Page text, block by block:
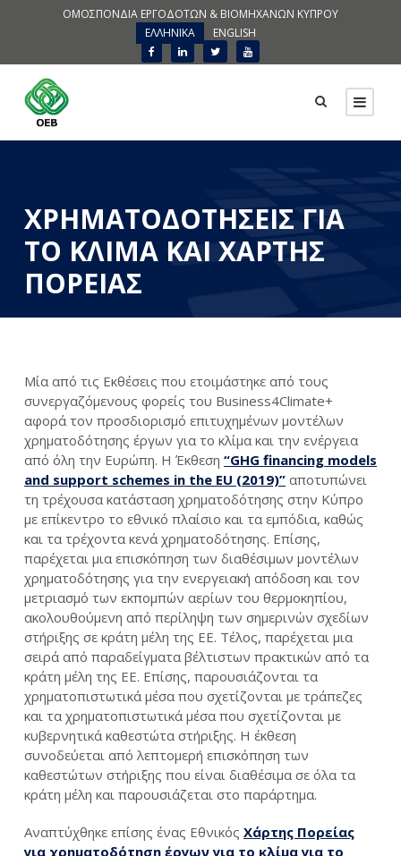
ΟΜΟΣΠΟΝΔΙΑ ΕΡΓΟΔΟΤΩΝ & ΒΙΟΜΗΧΑΝΩΝ ΚΥΠΡΟΥ
ΕΛΛΗΝΙΚΑ
ENGLISH
ΧΡΗΜΑΤΟΔΟΤΗΣΕΙΣ ΓΙΑ
ΤΟ ΚΛΙΜΑ ΚΑΙ ΧΑΡΤΗΣ
ΠΟΡΕΙΑΣ
Μία από τις Εκθέσεις που ετοιμάστηκε από τους
συνεργαζόμενους φορείς του Business4Climate+
αφορά τον προσδιορισμό επιτυχημένων μοντέλων
χρηματοδότησης έργων για το κλίμα και την ενέργεια
από όλη την Ευρώπη. Η Έκθεση “GHG financing models
and support schemes in the EU (2019)” αποτυπώνει
τη τρέχουσα κατάσταση χρηματοδότησης στην Κύπρο
με επίκεντρο το εθνικό πλαίσιο και τα εμπόδια, καθώς
και τα τρέχοντα κενά χρηματοδότησης. Επίσης,
παρέχεται μια επισκόπηση των διαθέσιμων μοντέλων
χρηματοδότησης για την ενεργειακή απόδοση και τον
μετριασμό των εκπομπών αερίων του θερμοκηπίου,
ακολουθούμενη από περίληψη των σημερινών σχεδίων
στήριξης σε κράτη μέλη της ΕΕ. Τέλος, παρέχεται μια
σειρά από παραδείγματα βέλτιστων πρακτικών από τα
κράτη μέλη της ΕΕ. Επίσης, παρουσιάζονται τα
χρηματοπιστωτικά μέσα που σχετίζονται με τράπεζες
και τα χρηματοπιστωτικά μέσα που σχετίζονται με
κυβερνητικά καθεστώτα στήριξης. Η έκθεση
συνοδεύεται από λεπτομερή επισκόπηση των
καθεστώτων στήριξης που είναι διαθέσιμα σε όλα τα
κράτη μέλη και παρουσιάζεται στο παράρτημα.
Αναπτύχθηκε επίσης ένας Εθνικός Χάρτης Πορείας
για χρηματοδότηση έργων για το κλίμα για το